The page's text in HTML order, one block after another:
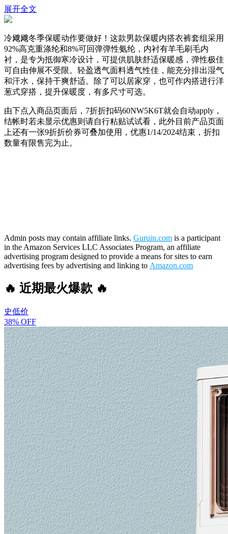
展开全文
冷飕飕冬季保暖动作要做好！这款男款保暖内搭衣裤套组采用
92%高克重涤纶和8%可回弹弹性氨纶，内衬有羊毛刷毛内
衬，是专为抵御寒冷设计，可提供肌肤舒适保暖感，弹性极佳
可自由伸展不受限。轻盈透气面料透气性佳，能充分排出湿气
和汗水，保持干爽舒适。除了可以居家穿，也可作内搭进行洋
葱式穿搭，提升保暖度，有多尺寸可选。
由下点入商品页面后，7折折扣码60NW5K6T就会自动apply，
结帐时若未显示优惠则请自行粘贴试试看，此外目前产品页面
上还有一张9折折价券可叠加使用，优惠1/14/2024结束，折扣
数量有限售完为止。
Admin posts may contain affiliate links. Guruin.com is a participant
in the Amazon Services LLC Associates Program, an affiliate
advertising program designed to provide a means for sites to earn
advertising fees by advertising and linking to Amazon.com
🔥 近期最火爆款 🔥
史低价
38% OFF